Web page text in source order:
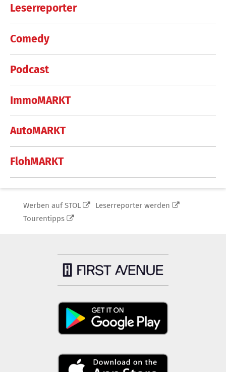
Leserreporter
Comedy
Podcast
ImmoMARKT
AutoMARKT
FlohMARKT
Werben auf STOL
Leserreporter werden
Tourentipps